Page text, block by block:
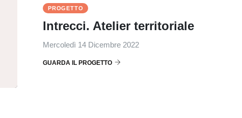
PROGETTO
Intrecci. Atelier territoriale
Mercoledì 14 Dicembre 2022
GUARDA IL PROGETTO